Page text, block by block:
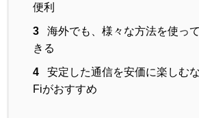
便利
3
海外でも、様々な方法を使っ
きる
4
安定した通信を安価に楽しむ
Fiがおすすめ